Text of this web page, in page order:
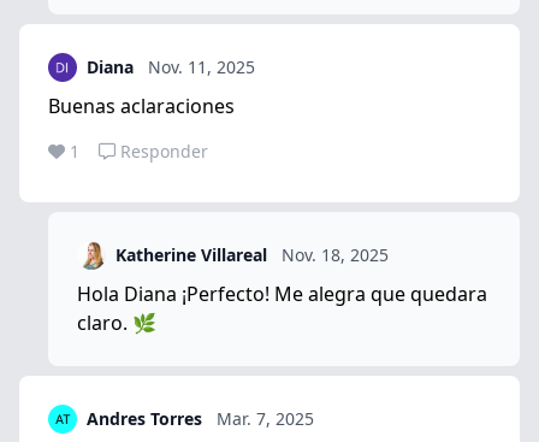
Diana Nov. 11, 2025
Buenas aclaraciones
1 Responder
Katherine Villareal Nov. 18, 2025
Hola Diana ¡Perfecto! Me alegra que quedara
claro. 🌿
Andres Torres Mar. 7, 2025